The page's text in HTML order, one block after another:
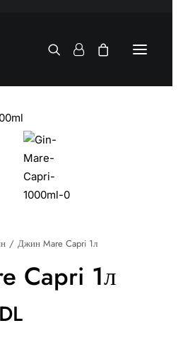
Джин Mare Capri 1л
Capri 1л